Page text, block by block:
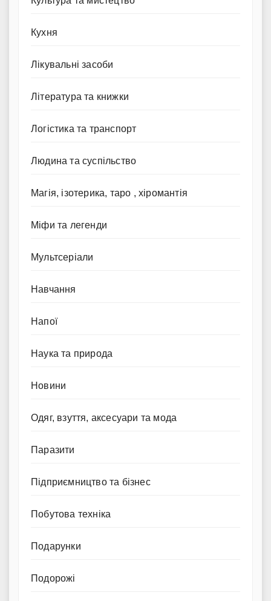
Кухня
Лікувальні засоби
Література та книжки
Логістика та транспорт
Людина та суспільство
Магія, ізотерика, таро , хіромантія
Міфи та легенди
Мультсеріали
Навчання
Напої
Наука та природа
Новини
Одяг, взуття, аксесуари та мода
Паразити
Підприємництво та бізнес
Побутова техніка
Подарунки
Подорожі